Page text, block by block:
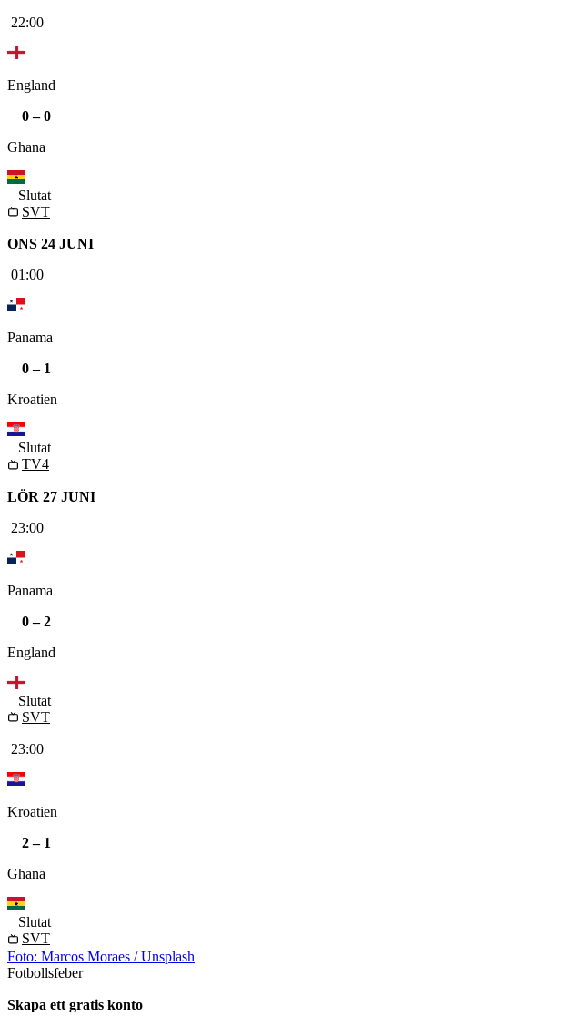
22:00
England
0–0
Ghana
Slutat
SVT
ONS 24 JUNI
01:00
Panama
0– 1
Kroatien
Slutat
TV4
LÖR 27 JUNI
23:00
Panama
0–2
England
Slutat
SVT
23:00
Kroatien
2– 1
Ghana
Slutat
SVT
Foto: Marcos Moraes / Unsplash
Fotbollsfeber
Skapa ett gratis konto